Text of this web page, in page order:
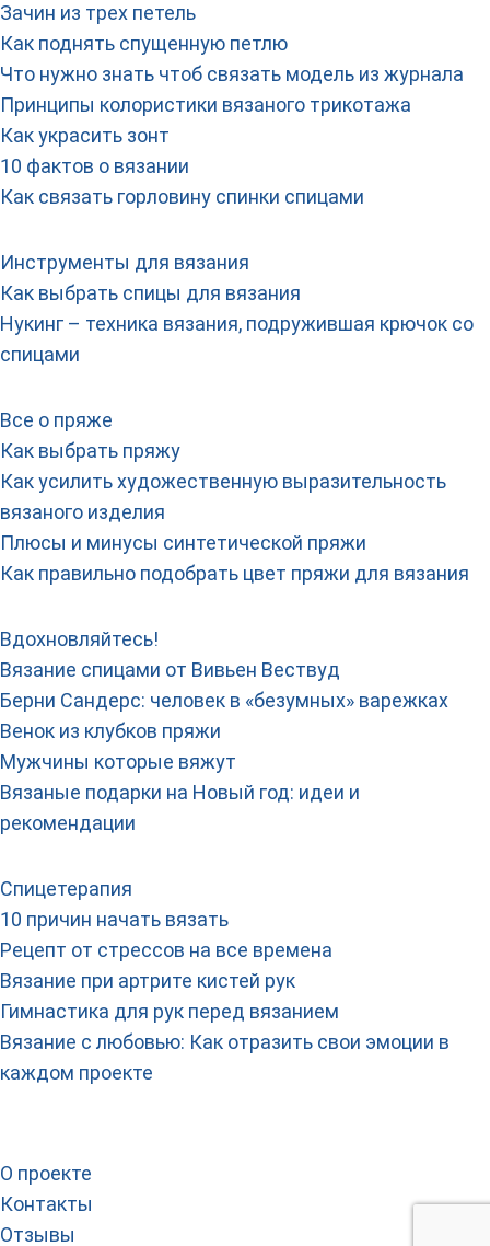
Зачин из трех петель
Как поднять спущенную петлю
Что нужно знать чтоб связать модель из журнала
Принципы колористики вязаного трикотажа
Как украсить зонт
10 фактов о вязании
Как связать горловину спинки спицами
Инструменты для вязания
Как выбрать спицы для вязания
Нукинг – техника вязания, подружившая крючок со
спицами
Все о пряже
Как выбрать пряжу
Как усилить художественную выразительность
вязаного изделия
Плюсы и минусы синтетической пряжи
Как правильно подобрать цвет пряжи для вязания
Вдохновляйтесь!
Вязание спицами от Вивьен Вествуд
Берни Сандерс: человек в «безумных» варежках
Венок из клубков пряжи
Мужчины которые вяжут
Вязаные подарки на Новый год: идеи и
рекомендации
Спицетерапия
10 причин начать вязать
Рецепт от стрессов на все времена
Вязание при артрите кистей рук
Гимнастика для рук перед вязанием
Вязание с любовью: Как отразить свои эмоции в
каждом проекте
О проекте
Контакты
Отзывы